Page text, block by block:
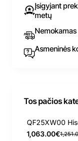
Įsigyjant
metų
Asmeninės
Tos pačios
1,063.00€